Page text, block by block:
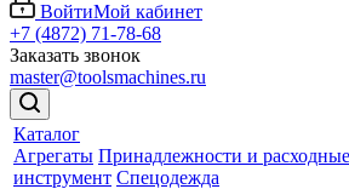
ВойтиМой кабинет
+7 (4872) 71-78-68
Заказать звонок
master@toolsmachines.ru
Каталог
Агрегаты Принадлежности и
инструмент Спецодежда